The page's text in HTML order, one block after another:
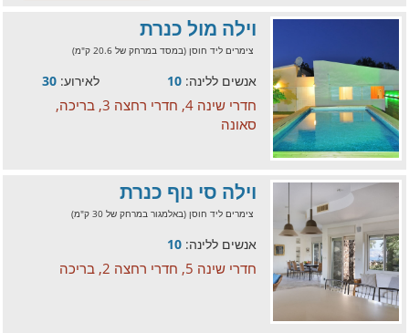
וילה מול כנרת
צימרים ליד חוסן (במסד במרחק של 20.6 ק"מ)
אנשים ללינה: 10 לאירוע: 30
חדרי שינה 4, חדרי רחצה 3, בריכה,
סאונה
וילה סי נוף כנרת
צימרים ליד חוסן (באלמגור במרחק של 30 ק"מ)
אנשים ללינה: 10
חדרי שינה 5, חדרי רחצה 2, בריכה